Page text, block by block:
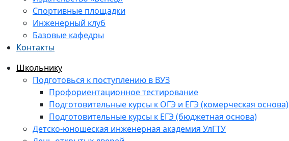
Спортивные площадки
Инженерный клуб
Базовые кафедры
Контакты
Школьнику
Подготовься к поступлению в ВУЗ
Профориентационное тестирование
Подготовительные курсы к ОГЭ и ЕГЭ (комерческая основа)
Подготовительные курсы к ЕГЭ (бюджетная основа)
Детско-юношеская инженерная академия УлГТУ